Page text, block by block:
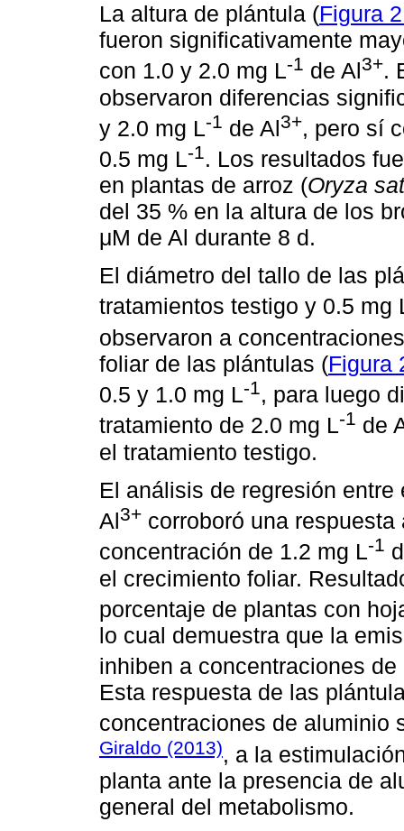
La altura de plántula (Figura
fueron significativamente
con 1.0 y 2.0 mg L-1 de Al3+.
observaron diferencias
y 2.0 mg L-1 de Al3+, pero sí
0.5 mg L-1. Los resultados
en plantas de arroz (Oryza
del 35 % en la altura de los
μM de Al durante 8 d.
El diámetro del tallo de las
tratamientos testigo y 0.5 mg
observaron a
foliar de las plántulas (Figura
0.5 y 1.0 mg L-1, para luego
tratamiento de 2.0 mg L-1 de
el tratamiento testigo.
El análisis de regresión
Al3+ corroboró una
concentración de 1.2 mg L-1
el crecimiento foliar.
porcentaje de plantas con
lo cual demuestra que la
inhiben a concentraciones
Esta respuesta de las
concentraciones de aluminio
Giraldo (2013), a la
planta ante la presencia de
general del metabolismo.